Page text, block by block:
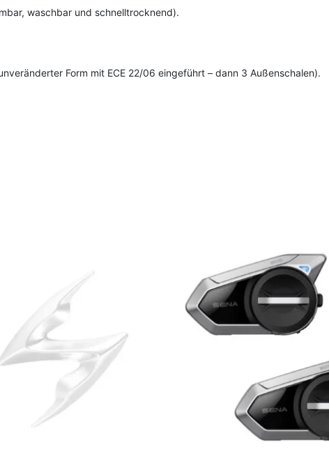
waschbar und schnelltrocknend).
Form mit ECE 22/06 eingeführt – dann 3 Außenschalen).